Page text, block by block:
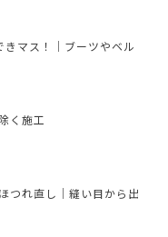
マス！｜ブーツやベル
く施工
つれ直し｜縫い目から出